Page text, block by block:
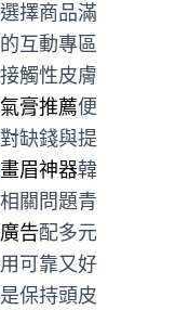
擇商品滿
互動專區
觸性皮膚
膏推薦便
缺錢與提
畫眉神器韓
關問題青
告配多元
可靠又好
保持頭皮